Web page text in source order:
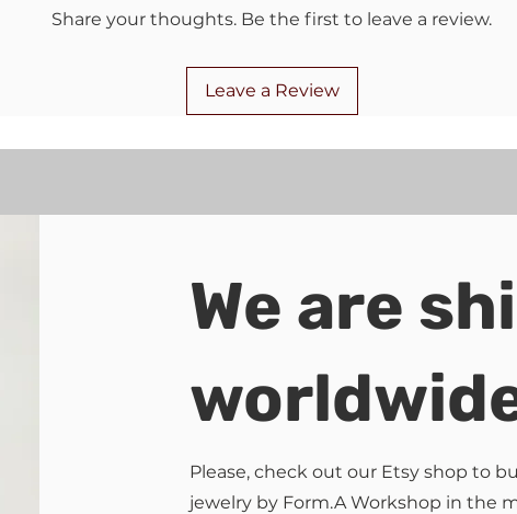
Share your thoughts. Be the first to leave a review.
Leave a Review
We are
Please, check out our Etsy shop to
jewelry by Form.A Workshop in the